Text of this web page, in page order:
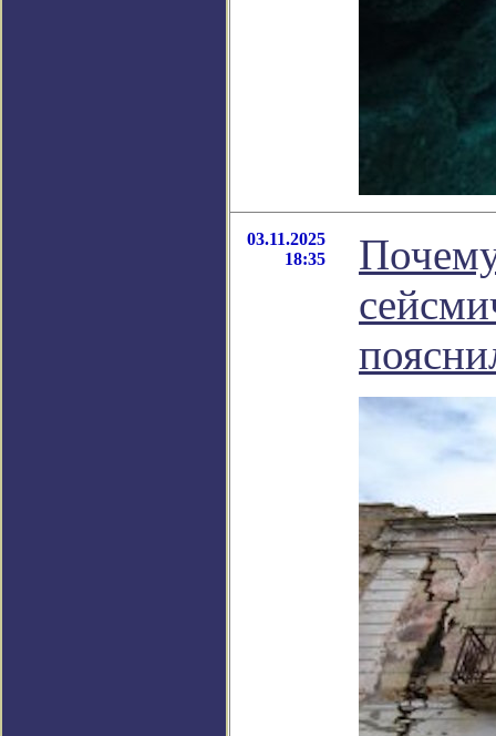
03.11.2025
18:35